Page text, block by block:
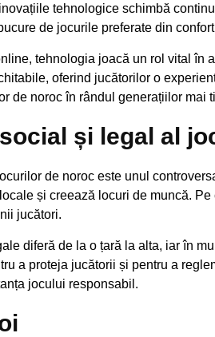
tehnologice schimbă
de jocurile preferate din
tehnologia joacă un rol vital în
oferind jucătorilor o
de noroc în rândul generațiilor mai
și legal al
de noroc este unul
și creează locuri de muncă.
jucători.
diferă de la o țară la alta, iar în
a proteja jucătorii și pentru a
jocului responsabil.